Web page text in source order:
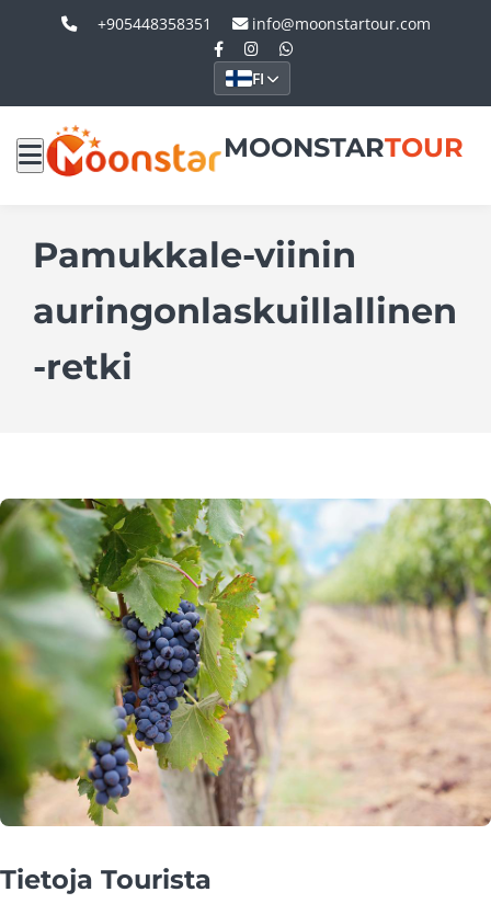
+905448358351 info@moonstartour.com
FI
MOONSTARTOUR
Pamukkale-viinin
auringonlaskuillallinen
-retki
Tietoja Tourista